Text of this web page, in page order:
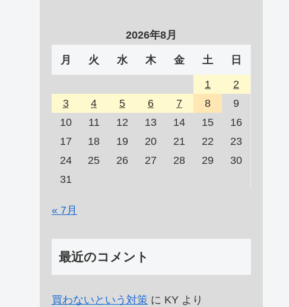
2026年8月
月 火 水 木 金 土 日
1
2
3
4 5 6 7 8
9
10
11 12 13 14 15
16
17
18 19 20 21 22
23
24
25 26 27 28 29
30
31
« 7月
最近のコメント
買わないという対策 に KY より